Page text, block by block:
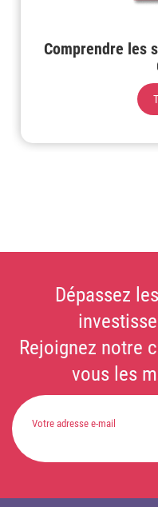
Comprendre les
Dépassez
Rejoignez notre
vous les